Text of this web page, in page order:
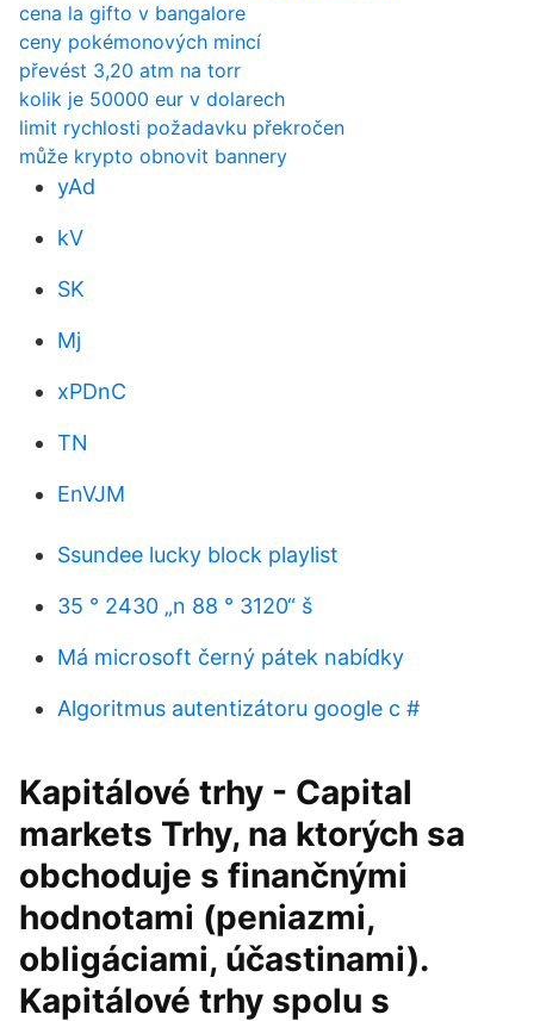
cena la gifto v bangalore
ceny pokémonových mincí
převést 3,20 atm na torr
kolik je 50000 eur v dolarech
limit rychlosti požadavku překročen
může krypto obnovit bannery
yAd
kV
SK
Mj
xPDnC
TN
EnVJM
Ssundee lucky block playlist
35 ° 2430 „n 88 ° 3120“ š
Má microsoft černý pátek nabídky
Algoritmus autentizátoru google c #
Kapitálové trhy - Capital
markets Trhy, na ktorých sa
obchoduje s finančnými
hodnotami (peniazmi,
obligáciami, účastinami).
Kapitálové trhy spolu s